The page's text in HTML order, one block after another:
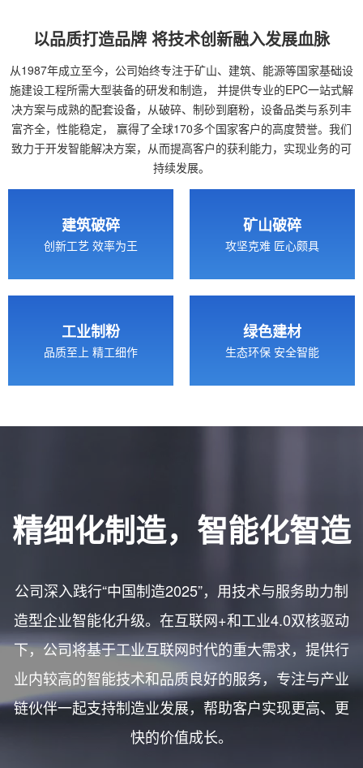
以品质打造品牌 将技术创新融入发展血脉
从1987年成立至今，公司始终专注于矿山、建筑、能源等国家基础设
施建设工程所需大型装备的研发和制造，
并提供专业的EPC一站式解
决方案与成熟的配套设备，从破碎、制砂到磨粉，设备品类与系列丰
富齐全，性能稳定，
赢得了全球170多个国家客户的高度赞誉。我们
致力于开发智能解决方案，从而提高客户的获利能力，实现业务的可
持续发展。
建筑破碎
创新工艺 效率为王
矿山破碎
攻坚克难 匠心颇具
工业制粉
品质至上 精工细作
绿色建材
生态环保 安全智能
精细化制造，智能化智造
公司深入践行“中国制造2025”，用技术与服务助力制
造型企业智能化升级。在互联网+和工业4.0双核驱动
下，公司将基于工业互联网时代的重大需求，提供行
业内较高的智能技术和品质良好的服务，专注与产业
链伙伴一起支持制造业发展，帮助客户实现更高、更
快的价值成长。